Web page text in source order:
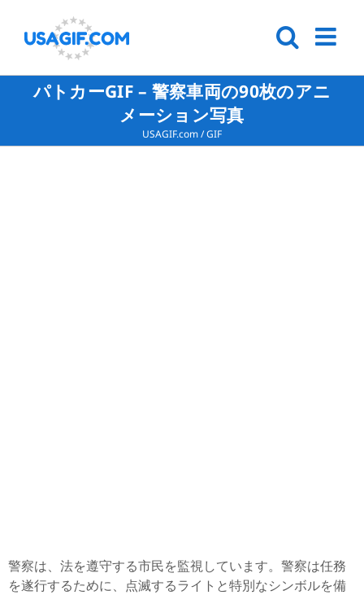
パトカーGIF – 警察車両の90枚のアニ
メーション写真
USAGIF.com/GIF
警察は、法を遵守する市民を監視しています。警察は任務
を遂行するために、点滅するライトと特別なシンボルを備